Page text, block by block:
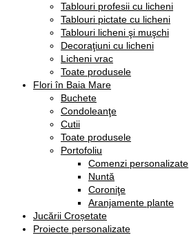
Tablouri profesii cu licheni
Tablouri pictate cu licheni
Tablouri licheni şi muşchi
Decoraţiuni cu licheni
Licheni vrac
Toate produsele
Flori în Baia Mare
Buchete
Condoleanţe
Cutii
Toate produsele
Portofoliu
Comenzi personalizate
Nuntă
Coroniţe
Aranjamente plante
Jucării Croșetate
Proiecte personalizate